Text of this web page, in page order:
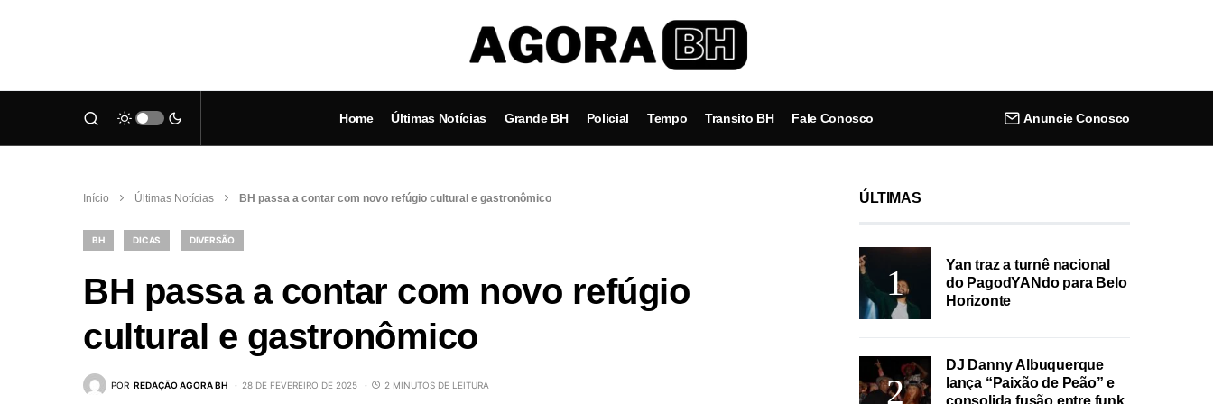
Home Últimas Notícias Grande BH Policial Tempo Transito BH Fale Conosco Anuncie Conosco
Início Últimas Notícias BH passa a contar com novo refúgio cultural e gastronômico
BH DICAS DIVERSÃO
BH passa a contar com novo refúgio
cultural e gastronômico
POR REDAÇÃO AGORA BH 28 DE FEVEREIRO DE 2025 2 MINUTOS DE LEITURA
ÚLTIMAS
Yan traz a turnê nacional
do PagodYANdo para Belo
Horizonte
DJ Danny Albuquerque
lança “Paixão de Peão” e
consolida fusão entre funk